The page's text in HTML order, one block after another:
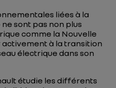
liées à la
sont pas non plus
comme la Nouvelle
à la transition
électrique dans son
étudie les différents